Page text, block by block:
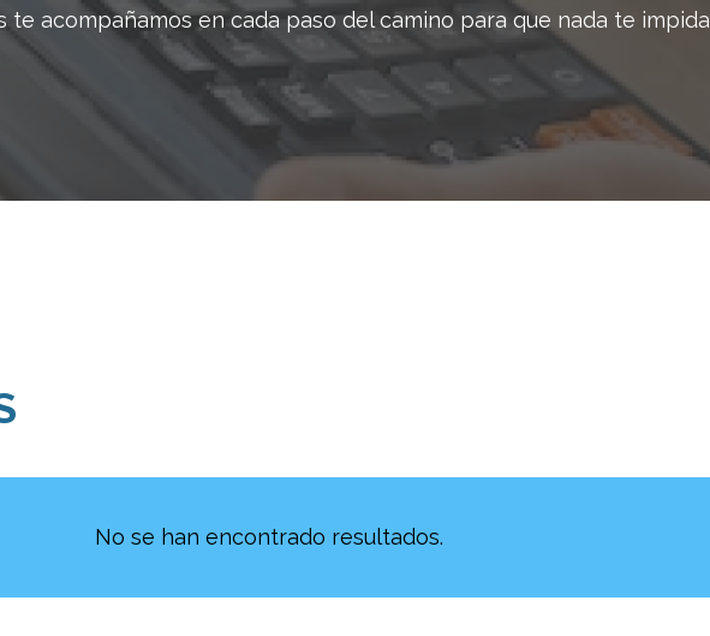
te acompañamos en cada paso del camino para que nada te impida
No se han encontrado resultados.